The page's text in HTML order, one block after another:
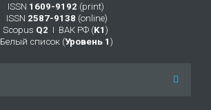
ISSN 1609-9192 (print)
ISSN 2587-9138 (online)
Scopus Q2 Ι ВАК РФ (K1 )
Белый список (Уровень 1 )